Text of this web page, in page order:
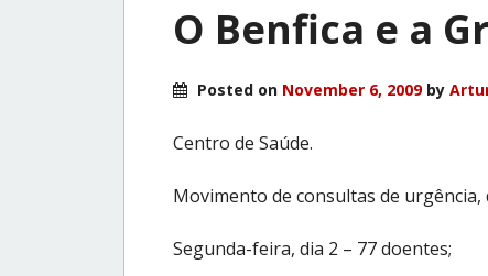
O Benfica e a
Posted on November 6, 2009by
Centro de Saúde.
Movimento de consultas de urgência,
Segunda-feira, dia 2 – 77 doentes;